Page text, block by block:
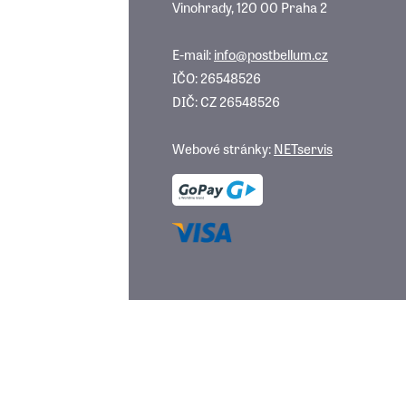
Vinohrady, 120 00 Praha 2
E-mail:info@postbellum.cz
IČO: 26548526
DIČ: CZ 26548526
Webové stránky:NETservis